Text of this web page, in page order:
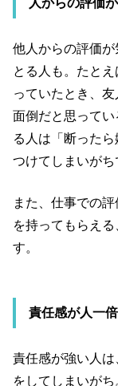
人からの評価
他人からの評価
とる人も。たと
っていたとき、
面倒だと思って
る人は「断った
つけてしまいがち
また、仕事での
を持ってもらえ
す。
責任感が人一
責任感が強い人
をしてしまいが